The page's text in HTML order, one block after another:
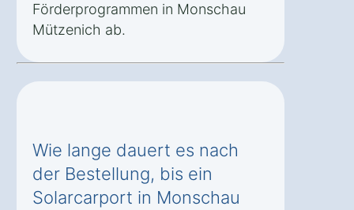
Förderprogrammen in Monschau
Mützenich ab.
Wie lange dauert es nach
der Bestellung, bis ein
Solarcarport in Monschau